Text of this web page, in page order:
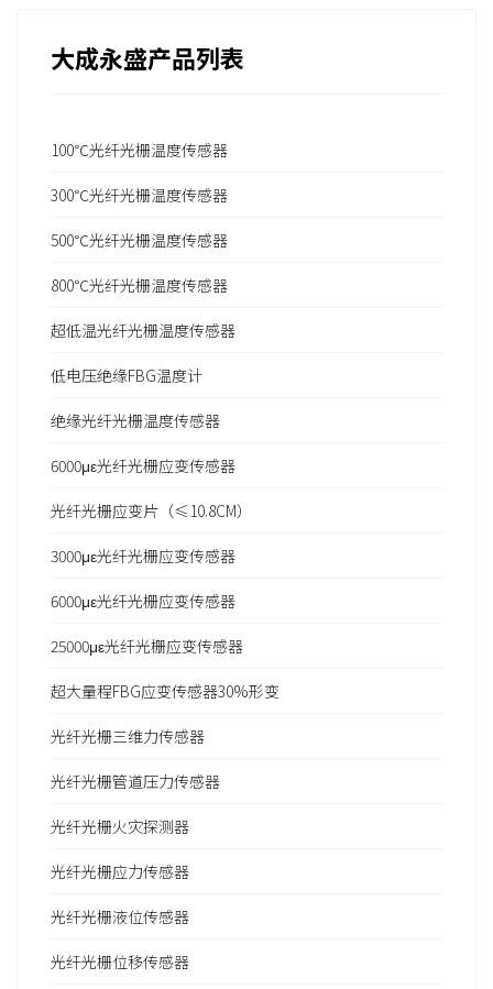
大成永盛产品列表
100℃光纤光栅温度传感器
300℃光纤光栅温度传感器
500℃光纤光栅温度传感器
800℃光纤光栅温度传感器
超低温光纤光栅温度传感器
低电压绝缘FBG温度计
绝缘光纤光栅温度传感器
6000με光纤光栅应变传感器
光纤光栅应变片（≤10.8CM）
3000με光纤光栅应变传感器
6000με光纤光栅应变传感器
25000με光纤光栅应变传感器
超大量程FBG应变传感器30%形变
光纤光栅三维力传感器
光纤光栅管道压力传感器
光纤光栅火灾探测器
光纤光栅应力传感器
光纤光栅液位传感器
光纤光栅位移传感器